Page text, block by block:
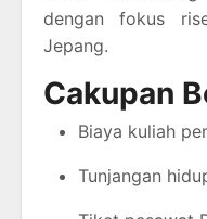
dengan fokus
Jepang.
Cakupan
Biaya kuliah
Tunjangan